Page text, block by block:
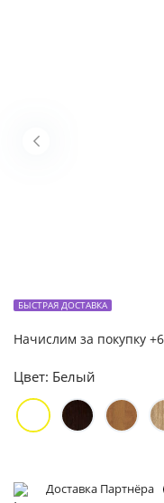
БЫСТРАЯ ДОСТАВКА
Начислим за покупку
Цвет: Белый
Доставка Партнёра